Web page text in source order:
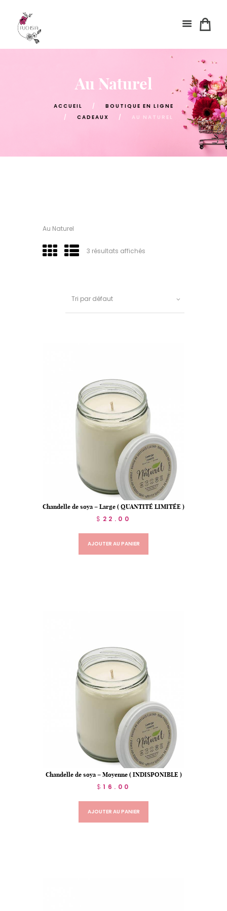
Au Naturel
ACCUEIL
BOUTIQUE EN LIGNE
CADEAUX
AU NATUREL
Au Naturel
3 résultats affichés
Chandelle de soya – Large ( QUANTITÉ LIMITÉE )
$ 22.00
AJOUTER AU PANIER
Chandelle de soya – Moyenne ( INDISPONIBLE )
$ 16.00
AJOUTER AU PANIER